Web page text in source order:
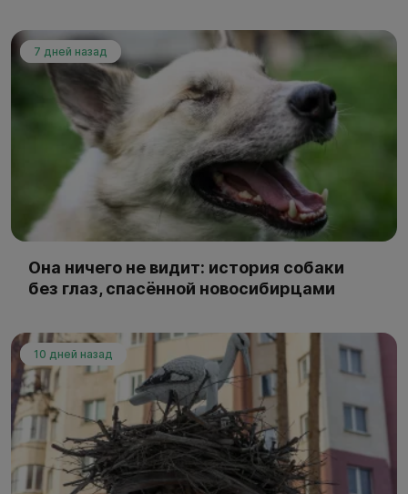
7 дней назад
Она ничего не видит: история собаки
без глаз, спасённой новосибирцами
10 дней назад